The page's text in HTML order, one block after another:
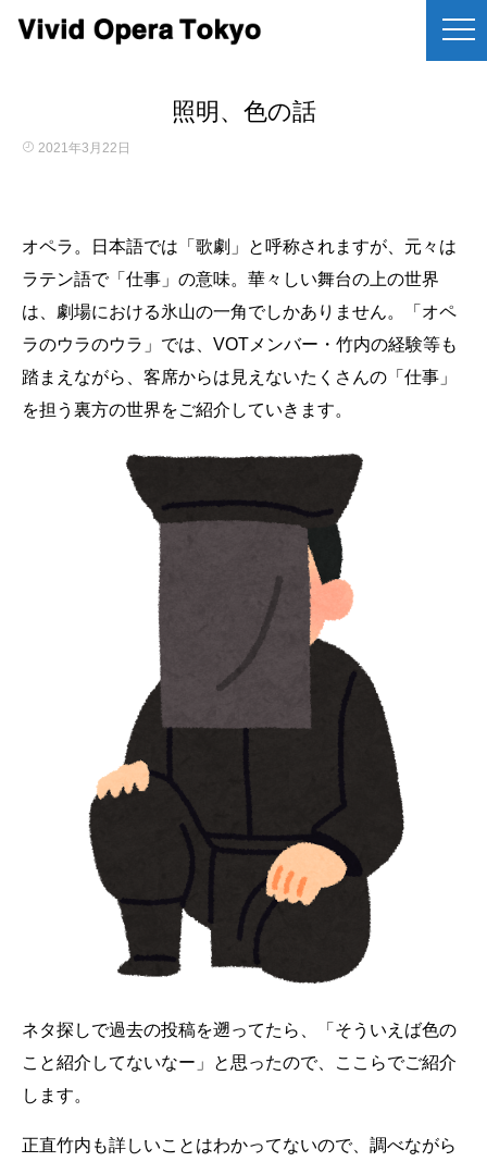
照明、色の話
2021年3月22日
オペラ。日本語では「歌劇」と呼称されますが、元々は
ラテン語で「仕事」の意味。華々しい舞台の上の世界
は、劇場における氷山の一角でしかありません。「オペ
ラのウラのウラ」では、VOTメンバー・竹内の経験等も
踏まえながら、客席からは見えないたくさんの「仕事」
を担う裏方の世界をご紹介していきます。
ネタ探しで過去の投稿を遡ってたら、「そういえば色の
こと紹介してないなー」と思ったので、ここらでご紹介
します。
正直竹内も詳しいことはわかってないので、調べながら